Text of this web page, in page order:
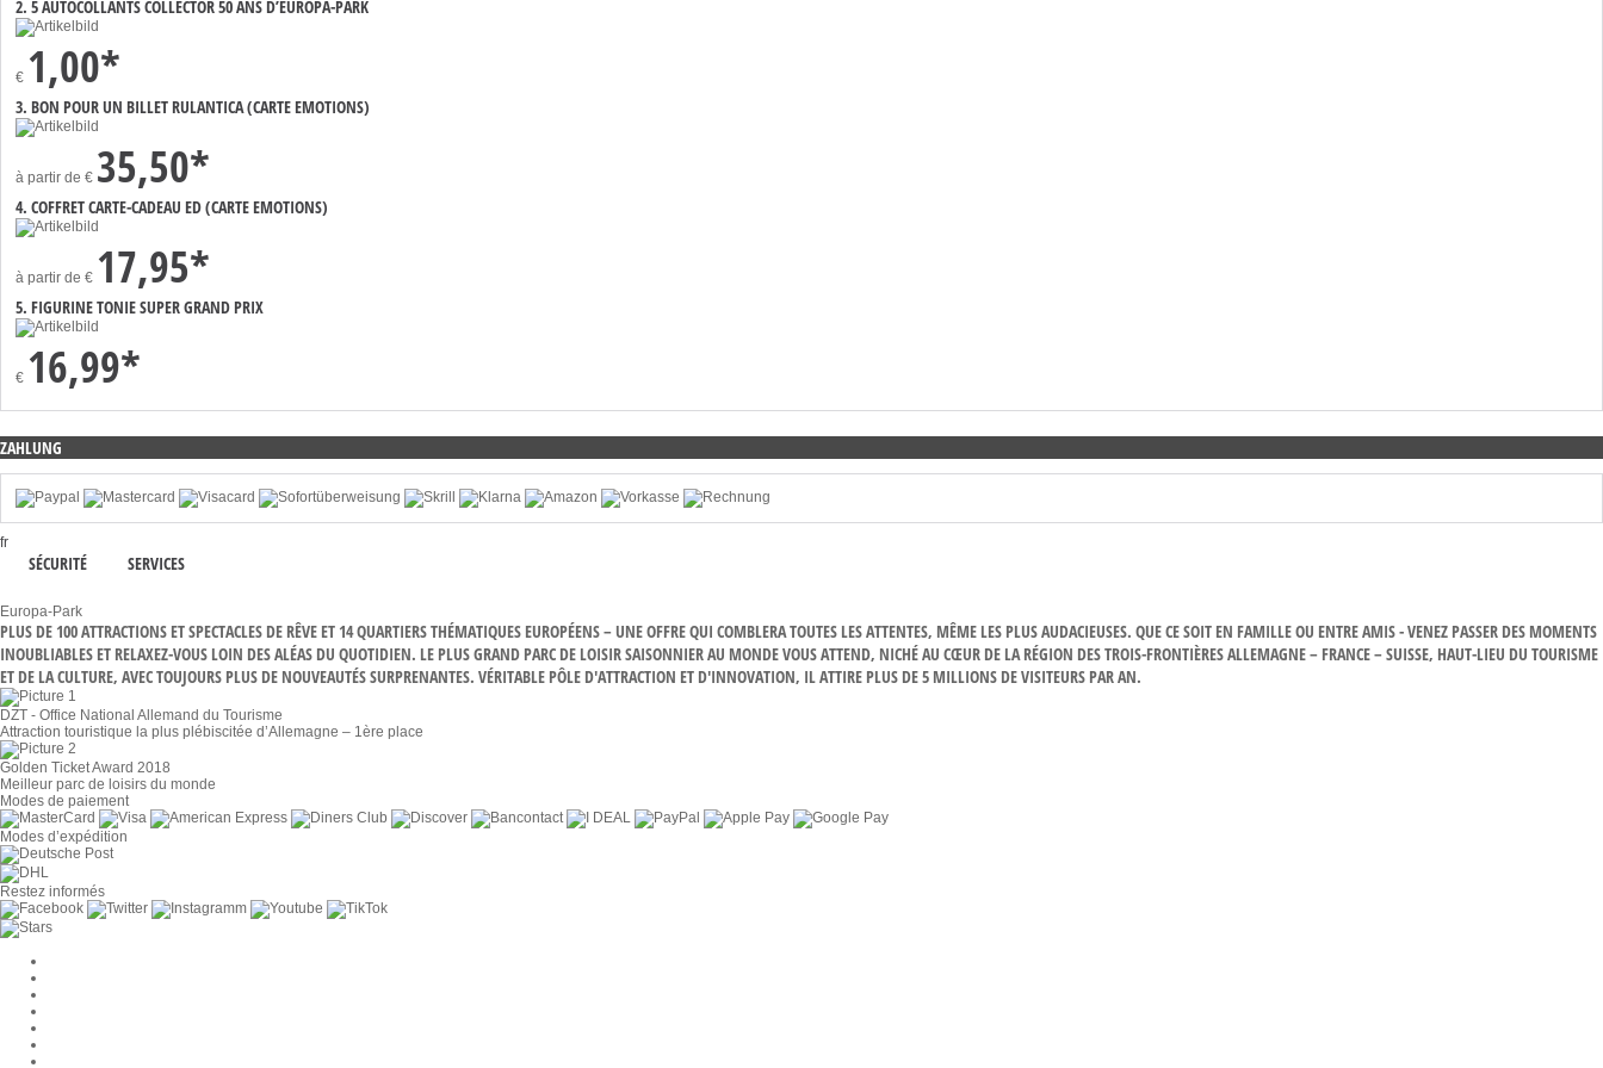
2. 5 AUTOCOLLANTS COLLECTOR 50 ANS D’EUROPA-PARK
€ 1,00*
3. BON POUR UN BILLET RULANTICA (CARTE EMOTIONS)
à partir de € 35,50*
4. COFFRET CARTE-CADEAU ED (CARTE EMOTIONS)
à partir de € 17,95*
5. FIGURINE TONIE SUPER GRAND PRIX
€ 16,99*
ZAHLUNG
fr
SÉCURITÉ SERVICES
Europa-Park
PLUS DE 100 ATTRACTIONS ET SPECTACLES DE RÊVE ET 14 QUARTIERS THÉMATIQUES EUROPÉENS – UNE OFFRE QUI COMBLERA TOUTES LES ATTENTES, MÊME LES PLUS AUDACIEUSES. QUE CE SOIT EN FAMILLE OU ENTRE AMIS - VENEZ PASSER DES MOMENTS
INOUBLIABLES ET RELAXEZ-VOUS LOIN DES ALÉAS DU QUOTIDIEN. LE PLUS GRAND PARC DE LOISIR SAISONNIER AU MONDE VOUS ATTEND, NICHÉ AU CŒUR DE LA RÉGION DES TROIS-FRONTIÈRES ALLEMAGNE – FRANCE – SUISSE, HAUT-LIEU DU TOURISME
ET DE LA CULTURE, AVEC TOUJOURS PLUS DE NOUVEAUTÉS SURPRENANTES. VÉRITABLE PÔLE D'ATTRACTION ET D'INNOVATION, IL ATTIRE PLUS DE 5 MILLIONS DE VISITEURS PAR AN.
DZT - Office National Allemand du Tourisme
Attraction touristique la plus plébiscitée d’Allemagne – 1ère place
Golden Ticket Award 2018
Meilleur parc de loisirs du monde
Modes de paiement
Modes d’expédition
Restez informés